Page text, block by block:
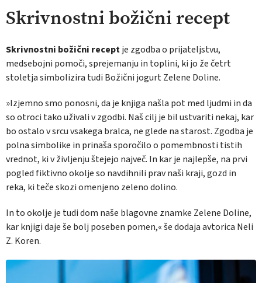
Skrivnostni božični recept
Skrivnostni božični receptje zgodba o prijateljstvu,
medsebojni pomoči, sprejemanju in toplini, ki jo že četrt
stoletja simbolizira tudi Božični jogurt Zelene Doline.
»Izjemno smo ponosni, da je knjiga našla pot med ljudmi in da
so otroci tako uživali v zgodbi. Naš cilj je bil ustvariti nekaj, kar
bo ostalo v srcu vsakega bralca, ne glede na starost. Zgodba je
polna simbolike in prinaša sporočilo o pomembnosti tistih
vrednot, ki v življenju štejejo največ. In kar je najlepše, na prvi
pogled fiktivno okolje so navdihnili prav naši kraji, gozd in
reka, ki teče skozi omenjeno zeleno dolino.
In to okolje je tudi dom naše blagovne znamke Zelene Doline,
kar knjigi daje še bolj poseben pomen,« še dodaja avtorica Neli
Z. Koren.